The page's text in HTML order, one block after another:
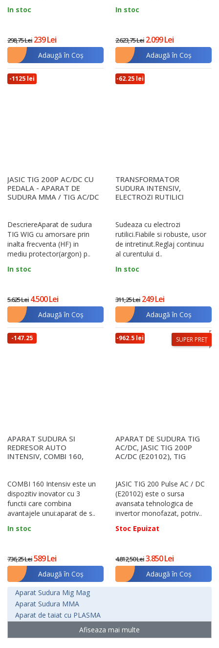
In stoc
298,75 Lei 239 Lei
Adaugă în Coş
In stoc
2.623,75 Lei 2.099 Lei
Adaugă în Coş
-1125 lei
JASIC TIG 200P AC/DC CU
PEDALA - APARAT DE
SUDURA MMA / TIG AC/DC
DescriereAparat de sudura
TIG WIG cu amorsare prin
inalta frecventa (HF) in
mediu protector(argon) p..
In stoc
5.625 Lei 4.500 Lei
Adaugă în Coş
-62.25 lei
TRANSFORMATOR
SUDURA INTENSIV,
ELECTROZI RUTILICI
Sudeaza cu electrozi
rutilici.Fiabile si robuste, usor
de intretinut.Reglaj continuu
al curentului d..
In stoc
311,25 Lei 249 Lei
Adaugă în Coş
-147.25
APARAT SUDURA SI
REDRESOR AUTO
INTENSIV, COMBI 160,
COMBI 160 Intensiv este un
dispozitiv inovator cu 3
functii care combina
avantajele unui:aparat de s..
In stoc
736,25 Lei589 Lei
Adaugă în Coş
SUPER PREȚ
-962.5 lei
APARAT DE SUDURA TIG
AC/DC, JASIC TIG 200P
AC/DC (E20102), TIG
JASIC TIG 200 Pulse AC / DC
(E20102) este o sursa
avansata tehnologica de
invertor monofazat, potriv..
Stoc Epuizat
4.812,50 Lei3.850 Lei
Adaugă în Coş
Aparat Sudura Mig Mag
Aparat Sudura MMA
Aparat de taiat cu PLASMA
Afiseaza mai multe